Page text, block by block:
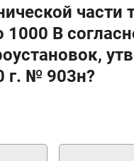
части
В
г. № 903н?